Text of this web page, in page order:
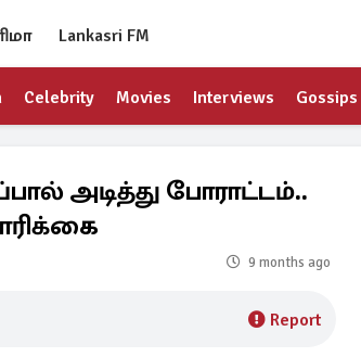
Lankasri FM
Celebrity Movies Interviews Gossips
அடித்து போராட்டம்..
9 months ago
Report